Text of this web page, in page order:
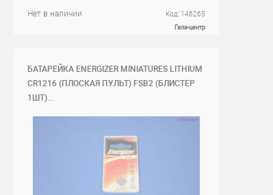
Нет в наличии Код: 146265
Гала-центр
БАТАРЕЙКА ENERGIZER MINIATURES LITHIUM
CR1216 (ПЛОСКАЯ ПУЛЬТ) FSB2 (БЛИСТЕР
1ШТ)...